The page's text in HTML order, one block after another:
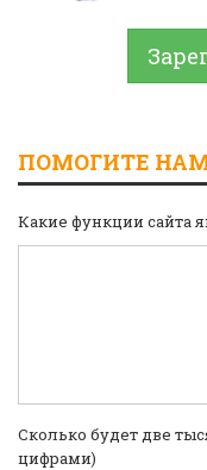
ПОМОГИТЕ
Какие функции сайта
Сколько будет две
цифрами)